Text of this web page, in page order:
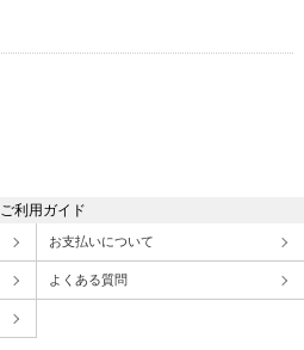
ご利用ガイド
お支払いについて
よくある質問